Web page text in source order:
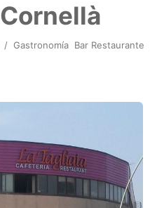
/ Gastronomía Bar Restaurante